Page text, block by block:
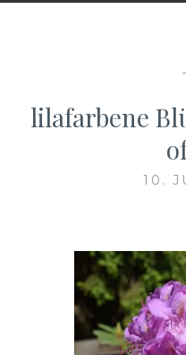
lilafarbene
10.